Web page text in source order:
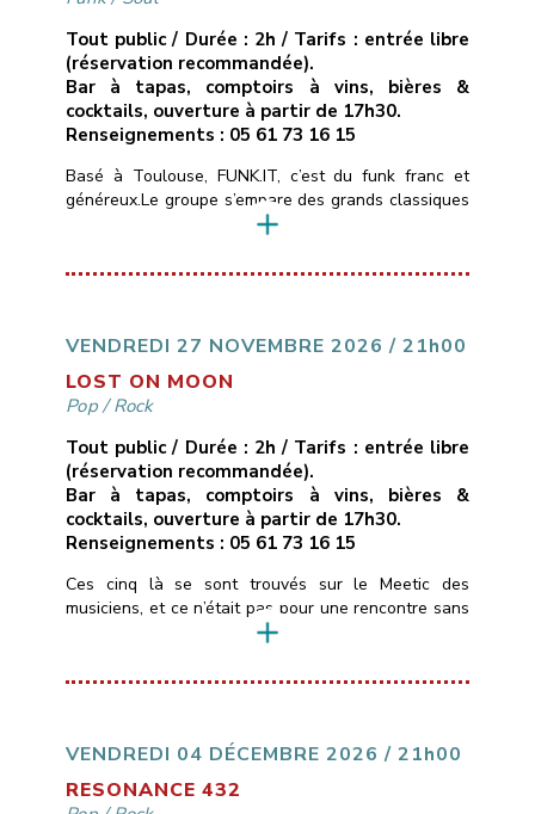
Tout public / Durée : 2h / Tarifs : entrée libre
(réservation recommandée).
Bar à tapas, comptoirs à vins, bières &
cocktails, ouverture à partir de 17h30.
Renseignements : 05 61 73 16 15
Basé à Toulouse, FUNK.IT, c’est du funk franc et
généreux.Le groupe s’empare des grands classiques
du funk, de la soul et du groove — de Stevie
et les réarrange à sa façon : nouveaux grooves,
VENDREDI 27 NOVEMBRE 2026 / 21h00
LOST ON MOON
Pop/Rock
Tout public / Durée : 2h / Tarifs : entrée libre
(réservation recommandée).
Bar à tapas, comptoirs à vins, bières &
cocktails, ouverture à partir de 17h30.
Renseignements : 05 61 73 16 15
Ces cinq là se sont trouvés sur le Meetic des
musiciens, et ce n’était pas pour une rencontre sans
lendemain …Ils personnalisent depuis quelques
Gossip, Muse, Fleetwood Mac, Lavilliers…) pour leur
Christelle […]
VENDREDI 04 DÉCEMBRE 2026 / 21h00
RESONANCE 432